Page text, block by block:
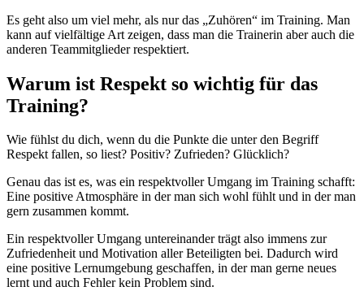
Es geht also um viel mehr, als nur das „Zuhören“ im Training. Man
kann auf vielfältige Art zeigen, dass man die Trainerin aber auch die
anderen Teammitglieder respektiert.
Warum ist Respekt so wichtig für das
Training?
Wie fühlst du dich, wenn du die Punkte die unter den Begriff
Respekt fallen, so liest? Positiv? Zufrieden? Glücklich?
Genau das ist es, was ein respektvoller Umgang im Training schafft:
Eine positive Atmosphäre in der man sich wohl fühlt und in der man
gern zusammen kommt.
Ein respektvoller Umgang untereinander trägt also immens zur
Zufriedenheit und Motivation aller Beteiligten bei. Dadurch wird
eine positive Lernumgebung geschaffen, in der man gerne neues
lernt und auch Fehler kein Problem sind.